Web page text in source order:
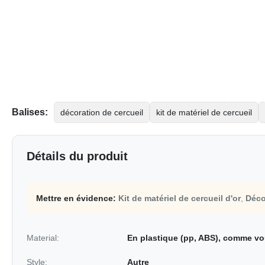
Balises: décoration de cercueil kit de matériel de cercueil
Détails du produit
Mettre en évidence: Kit de matériel de cercueil d'or,
Material: En plastique (pp, ABS), comme
Style: Autre